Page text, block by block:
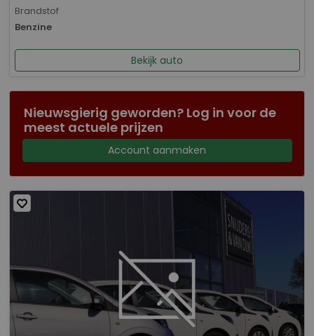
Brandstof
Benzine
Bekijk auto
Nieuwsgierig geworden? Log in voor de
meest actuele prijzen
Account aanmaken